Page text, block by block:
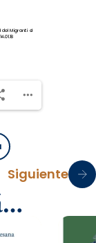
Siguiente